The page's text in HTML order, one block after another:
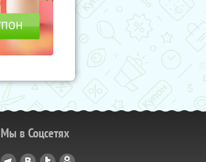
Мы в Соцсетях